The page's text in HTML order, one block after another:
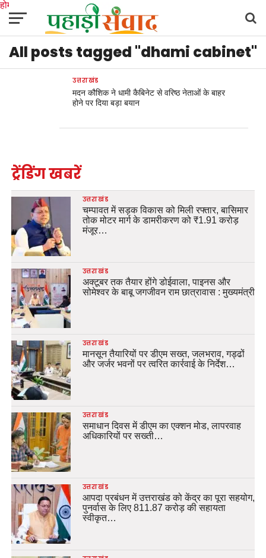
होम
उत्तराखंडअल्मोड़ाउत्तरकाशीउधम सिंह नगरचंपावतचमोलीटिहरी गढ़वाल
देहरादून नैनीतालपिथौरागढ़पौड़ी गढ़वाल बागेश्वररुद्रप्रयागहरिद्वार देश दुनिया
मनोरंजन
All posts tagged "dhami cabinet"
उत्तराखंड
मदन कौशिक ने धामी कैबिनेट से वरिष्ठ नेताओं के बाहर
होने पर दिया बड़ा बयान
ट्रेंडिंग खबरें
उत्तराखंड
चम्पावत में सड़क विकास को मिली रफ्तार, बासिमार
तोक मोटर मार्ग के डामरीकरण को ₹1.91 करोड़
मंजूर…
उत्तराखंड
अक्टूबर तक तैयार होंगे डोईवाला, पाइनस और
सोमेश्वर के बाबू जगजीवन राम छात्रावास : मुख्यमंत्री
उत्तराखंड
मानसून तैयारियों पर डीएम सख्त, जलभराव, गड्ढों
और जर्जर भवनों पर त्वरित कार्रवाई के निर्देश…
उत्तराखंड
समाधान दिवस में डीएम का एक्शन मोड, लापरवाह
अधिकारियों पर सख्ती…
उत्तराखंड
आपदा प्रबंधन में उत्तराखंड को केंद्र का पूरा सहयोग,
पुनर्वास के लिए 811.87 करोड़ की सहायता
स्वीकृत…